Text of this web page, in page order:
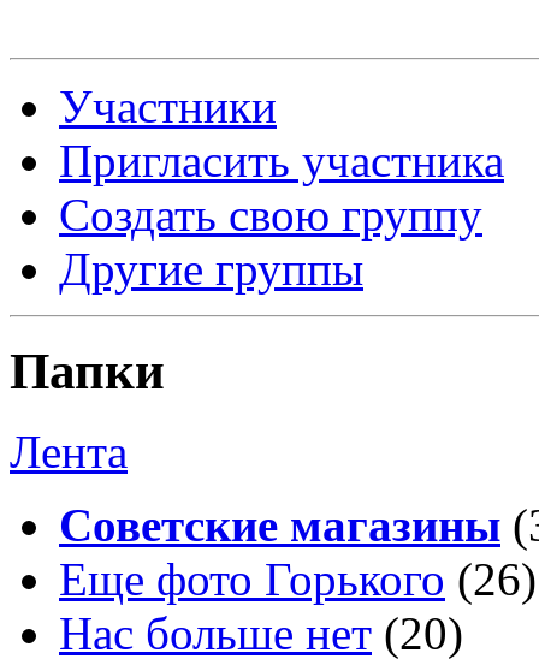
Участники
Пригласить участника
Создать свою группу
Другие группы
Папки
Лента
Советские магазины
Еще фото Горького (26)
Нас больше нет (20)